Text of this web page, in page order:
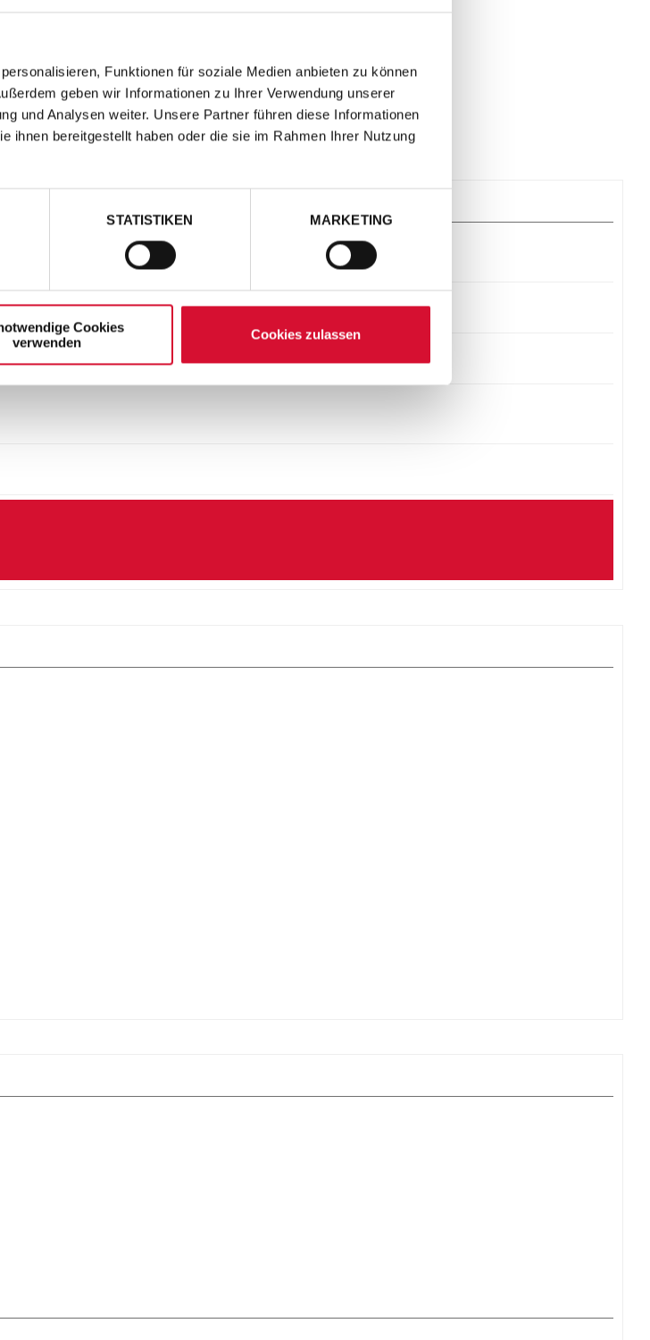
Funktionen für soziale Medien anbieten zu können
geben wir Informationen zu Ihrer Verwendung unserer
und Analysen weiter. Unsere Partner führen diese Informationen
ihnen bereitgestellt haben oder die sie im Rahmen Ihrer Nutzung
STATISTIKEN MARKETING
Cookies
verwenden
Cookies zulassen